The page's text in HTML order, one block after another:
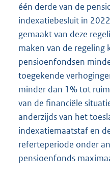
één derde van de
indexatiebesluit in
gemaakt van deze
maken van de regeling
pensioenfondsen
toegekende
minder dan 1% tot
van de financiële
anderzijds van het
indexatiemaatstaf en
referteperiode onder
pensioenfonds